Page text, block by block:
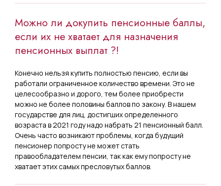
Можно ли докупить пенсионные баллы,
если их не хватает для назначения
пенсионных выплат ?!
Конечно нельзя купить полностью пенсию, если вы
работали ограниченное количество времени. Это не
целесообразно и дорого, тем более приобрести
можно не более половины баллов по закону. В нашем
государстве для лиц, достигших определенного
возраста в 2021 году надо набрать 21 пенсионный балл.
Очень часто возникают проблемы, когда будущий
пенсионер попросту не может стать
правообладателем пенсии, так как ему попросту не
хватает этих самых пресловутых баллов.